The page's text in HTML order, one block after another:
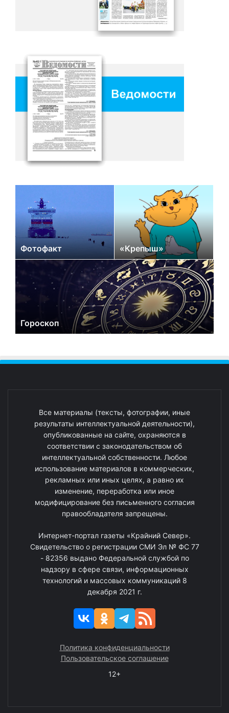
Фотофакт «Крепыш»
Гороскоп
Все материалы (тексты, фотографии, иные
результаты интеллектуальной деятельности),
опубликованные на сайте, охраняются в
соответствии с законодательством об
интеллектуальной собственности. Любое
использование материалов в коммерческих,
рекламных или иных целях, а равно их
изменение, переработка или иное
модифицирование без письменного согласия
правообладателя запрещены.
Интернет-портал газеты «Крайний Север».
Свидетельство о регистрации СМИ Эл № ФС 77
- 82356 выдано Федеральной службой по
надзору в сфере связи, информационных
технологий и массовых коммуникаций 8
декабря 2021 г.
Политика конфиденциальности
Пользовательское соглашение
12+